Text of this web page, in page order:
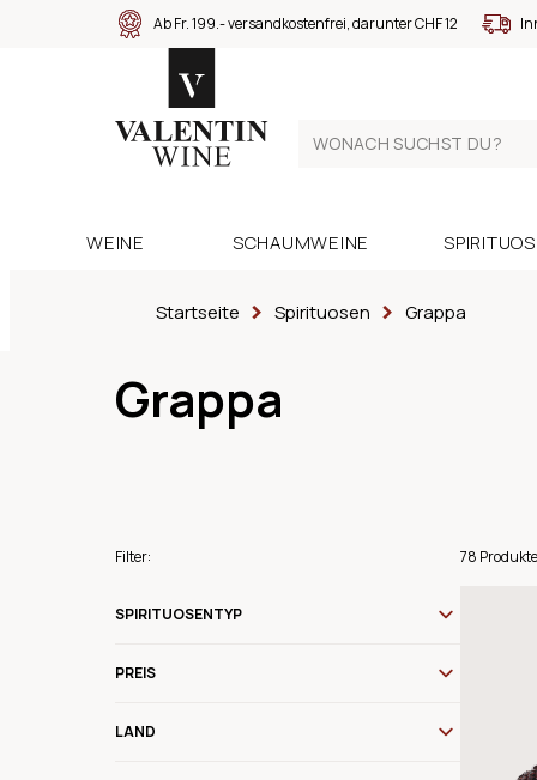
Ab Fr. 199.- versandkostenfrei, darunter CHF 12
WEINE SCHAUMWEINE
Startseite Spirituosen Grappa
Grappa
Filter:
SPIRITUOSENTYP
PREIS
LAND
78 Produkte